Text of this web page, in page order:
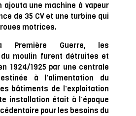
ajouta une machine à vapeur
de 35 CV et une turbine qui
motrices.
Première Guerre, les
moulin furent détruites et
1924/1925 par une centrale
à l’alimentation du
bâtiments de l’exploitation
installation était à l’époque
pour les besoins du